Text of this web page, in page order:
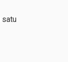
satu